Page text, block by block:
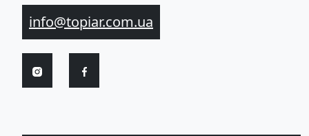
info@topiar.com.ua